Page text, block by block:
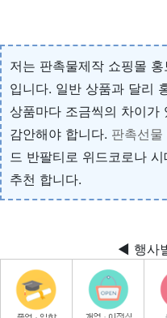
저는 판촉물제작 쇼핑몰
입니다. 일반 상품과 달리
상품마다 조금씩의 차이가
감안해야 합니다. 판촉선물
드 반팔티로 위드코로나
추천 합니다.
◀ 행사